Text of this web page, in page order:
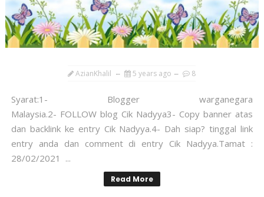
AzianKhalil 5 years ago 8
Syarat:1- Blogger warganegara
Malaysia.2- FOLLOW blog Cik Nadyya3- Copy banner atas
dan backlink ke entry Cik Nadyya.4- Dah siap? tinggal link
entry anda dan comment di entry Cik Nadyya.Tamat :
28/02/2021 ...
Read More